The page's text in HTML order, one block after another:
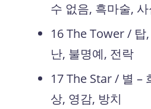
수 없음, 흑마술,
16 The Tower / 탑
난, 불명예, 전락
17 The Star / 별 –
상, 영감, 방치